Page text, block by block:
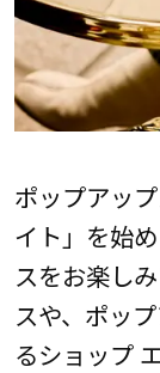
ポップアッ
イト」を始
スをお楽し
スや、ポッ
るショップ